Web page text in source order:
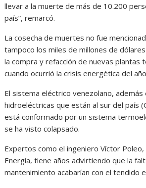
llevar a la muerte de más de 10.200
país”, remarcó.
La cosecha de muertes no fue
tampoco los miles de millones de
la compra y refacción de nuevas plantas
cuando ocurrió la crisis energética del
El sistema eléctrico venezolano, además
hidroeléctricas que están al sur del país
está conformado por un sistema
se ha visto colapsado.
Expertos como el ingeniero Víctor
Energía, tiene años advirtiendo que la
mantenimiento acabarían con el tendido